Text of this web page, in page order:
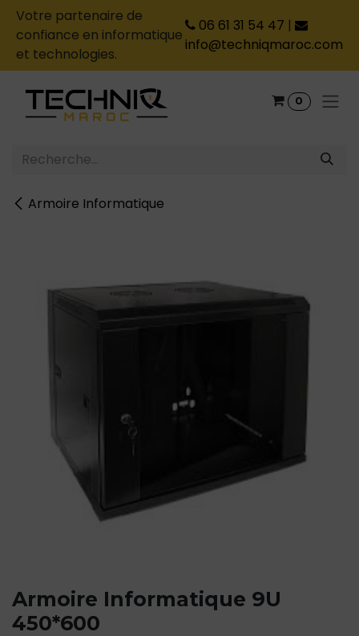
Votre partenaire de
confiance en informatique
et technologies.
06 61 31 54 47 |
info@techniqmaroc.com
0
Armoire Informatique
Armoire Informatique 9U
450*600